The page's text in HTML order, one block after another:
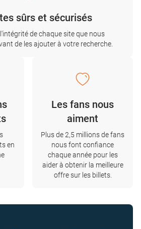
sûrs et sécurisés
de chaque site que nous
de les ajouter à votre recherche.
en
Les fans nous
aiment
Plus de 2,5 millions de fans
nous font confiance
chaque année pour les
aider à obtenir la meilleure
offre sur les billets.